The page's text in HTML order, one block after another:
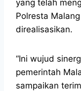
yang telah
Polresta
direalisasikan.
“Ini wujud
pemerintah
sampaikan